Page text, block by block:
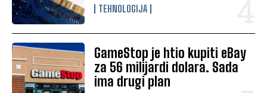
TEHNOLOGIJA
GameStop je htio kupiti eBay
za 56 milijardi dolara. Sada
ima drugi plan